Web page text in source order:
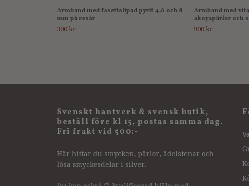
Armband med fasettslipad pyrit 4,6 och 8
mm på resår
300 kr
Armband med
akoyapärlor och
900 kr
Svenskt hantverk & svensk butik,
beställ före kl 15, postas samma dag.
Fri frakt vid 500:-
Här hittar du smycken, pärlor, ädelstenar och
lösa smyckesdelar i silver.